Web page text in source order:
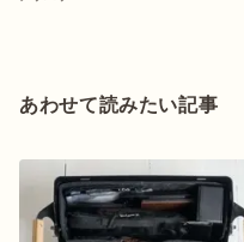
あわせて読みたい記事